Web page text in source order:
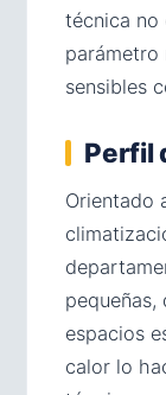
técnica no
parámetro
sensibles
Perfil
Orientado
espacios
calor lo